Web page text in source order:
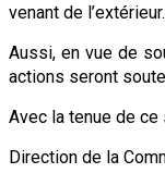
venant de l’extérieur.
Aussi, en vue de
actions seront
Avec la tenue de
Direction de la